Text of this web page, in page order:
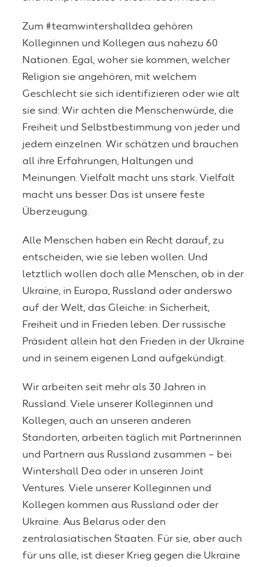
Zum #teamwintershalldea gehören
Kolleginnen und Kollegen aus nahezu 60
Nationen. Egal, woher sie kommen, welcher
Religion sie angehören, mit welchem
Geschlecht sie sich identifizieren oder wie alt
sie sind: Wir achten die Menschenwürde, die
Freiheit und Selbstbestimmung von jeder und
jedem einzelnen. Wir schätzen und brauchen
all ihre Erfahrungen, Haltungen und
Meinungen. Vielfalt macht uns stark. Vielfalt
macht uns besser. Das ist unsere feste
Überzeugung.
Alle Menschen haben ein Recht darauf, zu
entscheiden, wie sie leben wollen. Und
letztlich wollen doch alle Menschen, ob in der
Ukraine, in Europa, Russland oder anderswo
auf der Welt, das Gleiche: in Sicherheit,
Freiheit und in Frieden leben. Der russische
Präsident allein hat den Frieden in der Ukraine
und in seinem eigenen Land aufgekündigt.
Wir arbeiten seit mehr als 30 Jahren in
Russland. Viele unserer Kolleginnen und
Kollegen, auch an unseren anderen
Standorten, arbeiten täglich mit Partnerinnen
und Partnern aus Russland zusammen – bei
Wintershall Dea oder in unseren Joint
Ventures. Viele unserer Kolleginnen und
Kollegen kommen aus Russland oder der
Ukraine. Aus Belarus oder den
zentralasiatischen Staaten. Für sie, aber auch
für uns alle, ist dieser Krieg gegen die Ukraine